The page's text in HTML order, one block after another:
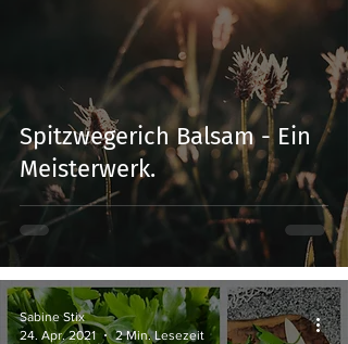
Spitzwegerich Balsam - Ein
Meisterwerk.
Sabine Stix
24. Apr. 2021
2 Min. Lesezeit